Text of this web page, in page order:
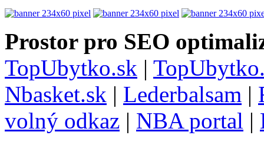
Prostor pro SEO
TopUbytko.sk |
Nbasket.sk | Lederbalsam |
volný odkaz | NBA portal |